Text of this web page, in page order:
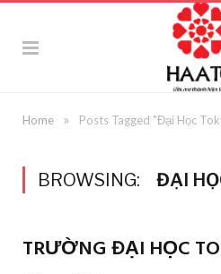
Home » Posts Tagged "Đại Học
BROWSING: ĐẠI
TRƯỜNG ĐẠI HỌC